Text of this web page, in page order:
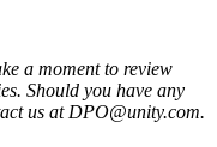
a moment to review
Should you have any
us at DPO@unity.com.